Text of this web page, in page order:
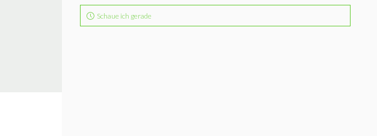
Schaue ich gerade